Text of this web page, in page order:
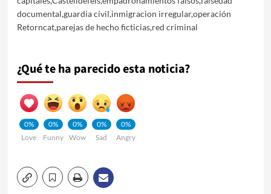
documental,guardia civil,inmigracion irregular,operación
Retorncat,parejas de hecho ficticias,red criminal
¿Qué te ha parecido esta noticia?
0%
Love
0%
Funny
0%
Wow
0%
Sad
0%
Angry